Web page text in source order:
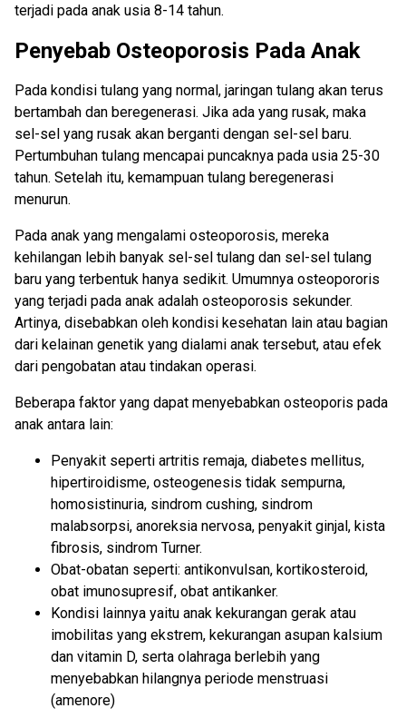
terjadi pada anak usia 8-14 tahun.
Penyebab Osteoporosis Pada Anak
Pada kondisi tulang yang normal, jaringan tulang akan terus
bertambah dan beregenerasi. Jika ada yang rusak, maka
sel-sel yang rusak akan berganti dengan sel-sel baru.
Pertumbuhan tulang mencapai puncaknya pada usia 25-30
tahun. Setelah itu, kemampuan tulang beregenerasi
menurun.
Pada anak yang mengalami osteoporosis, mereka
kehilangan lebih banyak sel-sel tulang dan sel-sel tulang
baru yang terbentuk hanya sedikit. Umumnya osteopororis
yang terjadi pada anak adalah osteoporosis sekunder.
Artinya, disebabkan oleh kondisi kesehatan lain atau bagian
dari kelainan genetik yang dialami anak tersebut, atau efek
dari pengobatan atau tindakan operasi.
Beberapa faktor yang dapat menyebabkan osteoporis pada
anak antara lain:
Penyakit seperti artritis remaja, diabetes mellitus,
hipertiroidisme, osteogenesis tidak sempurna,
homosistinuria, sindrom cushing, sindrom
malabsorpsi, anoreksia nervosa, penyakit ginjal, kista
fibrosis, sindrom Turner.
Obat-obatan seperti: antikonvulsan, kortikosteroid,
obat imunosupresif, obat antikanker.
Kondisi lainnya yaitu anak kekurangan gerak atau
imobilitas yang ekstrem, kekurangan asupan kalsium
dan vitamin D, serta olahraga berlebih yang
menyebabkan hilangnya periode menstruasi
(amenore)